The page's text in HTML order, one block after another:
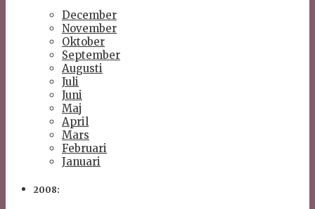
December
November
Oktober
September
Augusti
Juli
Juni
Maj
April
Mars
Februari
Januari
2008: